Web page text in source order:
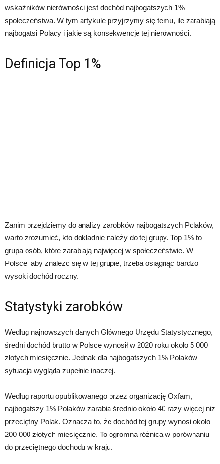
wskaźników nierówności jest dochód najbogatszych 1%
społeczeństwa. W tym artykule przyjrzymy się temu, ile zarabiają
najbogatsi Polacy i jakie są konsekwencje tej nierówności.
Definicja Top 1%
Zanim przejdziemy do analizy zarobków najbogatszych Polaków,
warto zrozumieć, kto dokładnie należy do tej grupy. Top 1% to
grupa osób, które zarabiają najwięcej w społeczeństwie. W
Polsce, aby znaleźć się w tej grupie, trzeba osiągnąć bardzo
wysoki dochód roczny.
Statystyki zarobków
Według najnowszych danych Głównego Urzędu Statystycznego,
średni dochód brutto w Polsce wynosił w 2020 roku około 5 000
złotych miesięcznie. Jednak dla najbogatszych 1% Polaków
sytuacja wygląda zupełnie inaczej.
Według raportu opublikowanego przez organizację Oxfam,
najbogatszy 1% Polaków zarabia średnio około 40 razy więcej niż
przeciętny Polak. Oznacza to, że dochód tej grupy wynosi około
200 000 złotych miesięcznie. To ogromna różnica w porównaniu
do przeciętnego dochodu w kraju.